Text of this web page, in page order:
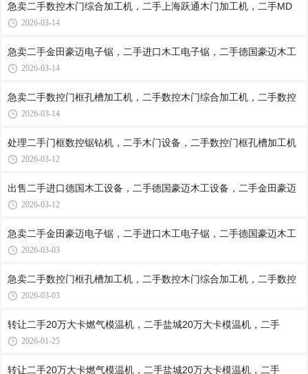
急卖二手数控木门综合加工机，二手上海跃通木门加工机，二手MD
2026-03-14
急卖二手金田豪迈电子锯，二手进口木工电子锯，二手德国豪迈木工
2026-03-14
急卖二手数控门框孔槽加工机，二手数控木门综合加工机，二手数控
2026-03-14
处理二手门框数控锯钻机，二手木门设备，二手数控门框孔槽加工机
2026-03-12
出售二手进口德国木工设备，二手德国豪迈木工设备，二手金田豪迈
2026-03-12
急卖二手金田豪迈电子锯，二手进口木工电子锯，二手德国豪迈木工
2026-03-03
急卖二手数控门框孔槽加工机，二手数控木门综合加工机，二手数控
2026-03-03
转让二手20万大卡燃气模温机，二手盐城20万大卡模温机，二手
2026-01-25
转让二手20万大卡燃气模温机，二手盐城20万大卡模温机，二手